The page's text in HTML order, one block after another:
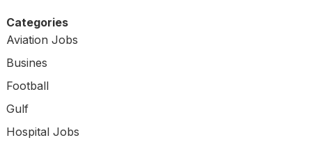
Categories
Aviation Jobs
Busines
Football
Gulf
Hospital Jobs